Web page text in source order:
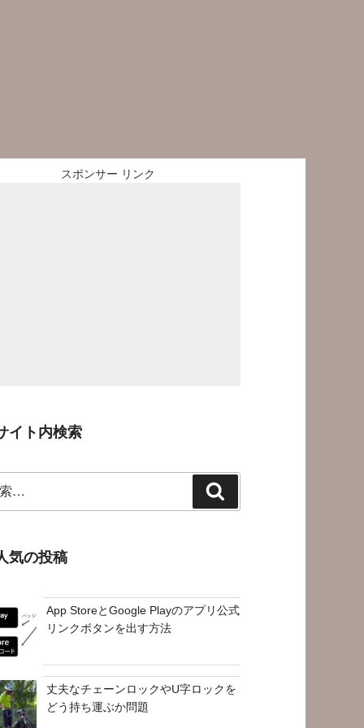
スポンサー リンク
イト内検索
索
気の投稿
App StoreとGoogle Playのアプリ公式
リンクボタンを出す方法
丈夫なチェーンロックやU字ロックを
どう持ち運ぶか問題